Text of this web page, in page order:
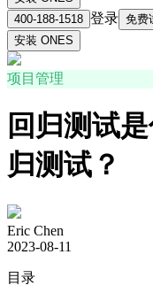
400-188-1518 登录 免费
安装 ONES
项目管理
回归测试
归测试？
Eric Chen
2023-08-11
目录